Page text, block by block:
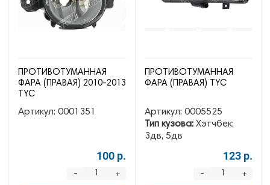
ПРОТИВОТУМАННАЯ
ФАРА (ПРАВАЯ) 2010-2013
TYC
Артикул: 0001351
100 р.
+
-
ПРОТИВОТУМАННАЯ
ФАРА (ПРАВАЯ) TYC
Артикул: 0005525
Тип кузова: Хэтчбек:
3дв, 5дв
123 р.
+
-